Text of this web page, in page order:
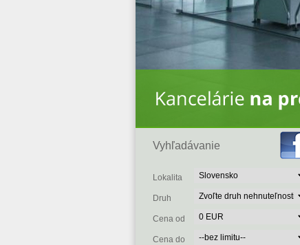
Vyhľadávanie
Lokalita
Druh
Cena od
Cena do